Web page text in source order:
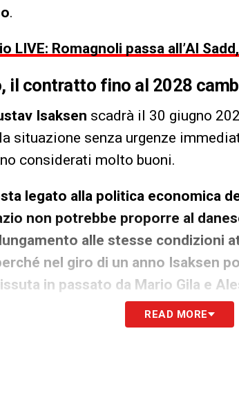
.
LIVE: Romagnoli passa all’Al
il contratto fino al 2028
Isaksen scadrà il 30 giugno
situazione senza urgenze
considerati molto buoni.
legato alla politica economica
non potrebbe proporre al
alle stesse condizioni
nel giro di un anno Isaksen
in passato da Mario Gila e
chiede risposte sul campo
READ MORE